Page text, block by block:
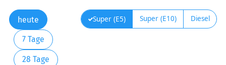
heute
7 Tage
28 Tage
Super (E5) Super (E10) Diesel